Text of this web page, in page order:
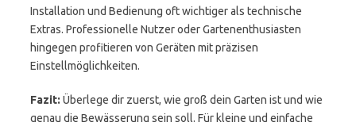
Installation und Bedienung oft wichtiger als technische
Extras. Professionelle Nutzer oder Gartenenthusiasten
hingegen profitieren von Geräten mit präzisen
Einstellmöglichkeiten.
Fazit: Überlege dir zuerst, wie groß dein Garten ist und wie
genau die Bewässerung sein soll. Für kleine und einfache